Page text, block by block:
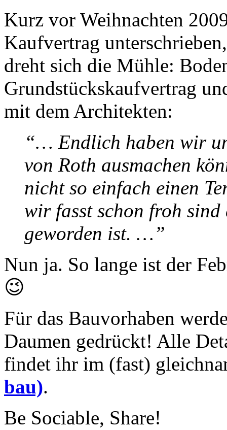
Kurz vor Weihnachten
Kaufvertrag
dreht sich die Mühle:
Grundstückskaufvertrag
mit dem Architekten:
“… Endlich haben wir
von Roth ausmachen
nicht so einfach einen
wir fasst schon froh
geworden ist. …”
Nun ja. So lange ist der
😉
Für das Bauvorhaben
Daumen gedrückt! Alle
findet ihr im (fast)
bau).
Be Sociable, Share!